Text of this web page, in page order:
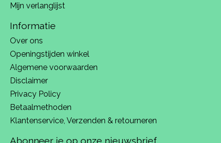
Mijn verlanglijst
Informatie
Over ons
Openingstijden winkel
Algemene voorwaarden
Disclaimer
Privacy Policy
Betaalmethoden
Klantenservice, Verzenden & retourneren
Abonneer je op onze nieuwsbrief